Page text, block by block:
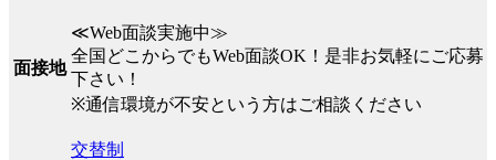
面接地
≪Web面談実施中≫
全国どこからでもWeb面談OK！是非お気軽にご応募
下さい！
※通信環境が不安という方はご相談ください
交替制